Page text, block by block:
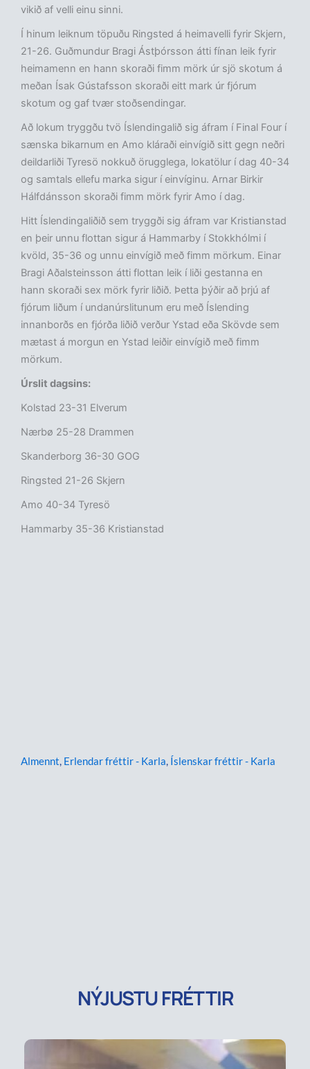
vikið af velli einu sinni.
Í hinum leiknum töpuðu Ringsted á heimavelli fyrir Skjern,
21-26. Guðmundur Bragi Ástþórsson átti fínan leik fyrir
heimamenn en hann skoraði fimm mörk úr sjö skotum á
meðan Ísak Gústafsson skoraði eitt mark úr fjórum
skotum og gaf tvær stoðsendingar.
Að lokum tryggðu tvö Íslendingalið sig áfram í Final Four í
sænska bikarnum en Amo kláraði einvígið sitt gegn neðri
deildarliði Tyresö nokkuð örugglega, lokatölur í dag 40-34
og samtals ellefu marka sigur í einvíginu. Arnar Birkir
Hálfdánsson skoraði fimm mörk fyrir Amo í dag.
Hitt Íslendingaliðið sem tryggði sig áfram var Kristianstad
en þeir unnu flottan sigur á Hammarby í Stokkhólmi í
kvöld, 35-36 og unnu einvígið með fimm mörkum. Einar
Bragi Aðalsteinsson átti flottan leik í liði gestanna en
hann skoraði sex mörk fyrir liðið. Þetta þýðir að þrjú af
fjórum liðum í undanúrslitunum eru með Íslending
innanborðs en fjórða liðið verður Ystad eða Skövde sem
mætast á morgun en Ystad leiðir einvígið með fimm
mörkum.
Úrslit dagsins:
Kolstad 23-31 Elverum
Nærbø 25-28 Drammen
Skanderborg 36-30 GOG
Ringsted 21-26 Skjern
Amo 40-34 Tyresö
Hammarby 35-36 Kristianstad
Almennt, Erlendar fréttir - Karla, Íslenskar fréttir - Karla
NÝJUSTU FRÉTTIR